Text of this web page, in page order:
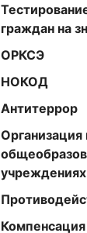
граждан на
ОРКСЭ
НОКОД
Антитеррор
Организация
учреждениях